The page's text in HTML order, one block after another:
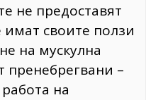
не предоставят
своите ползи
на мускулна
пренебрегвани –
на